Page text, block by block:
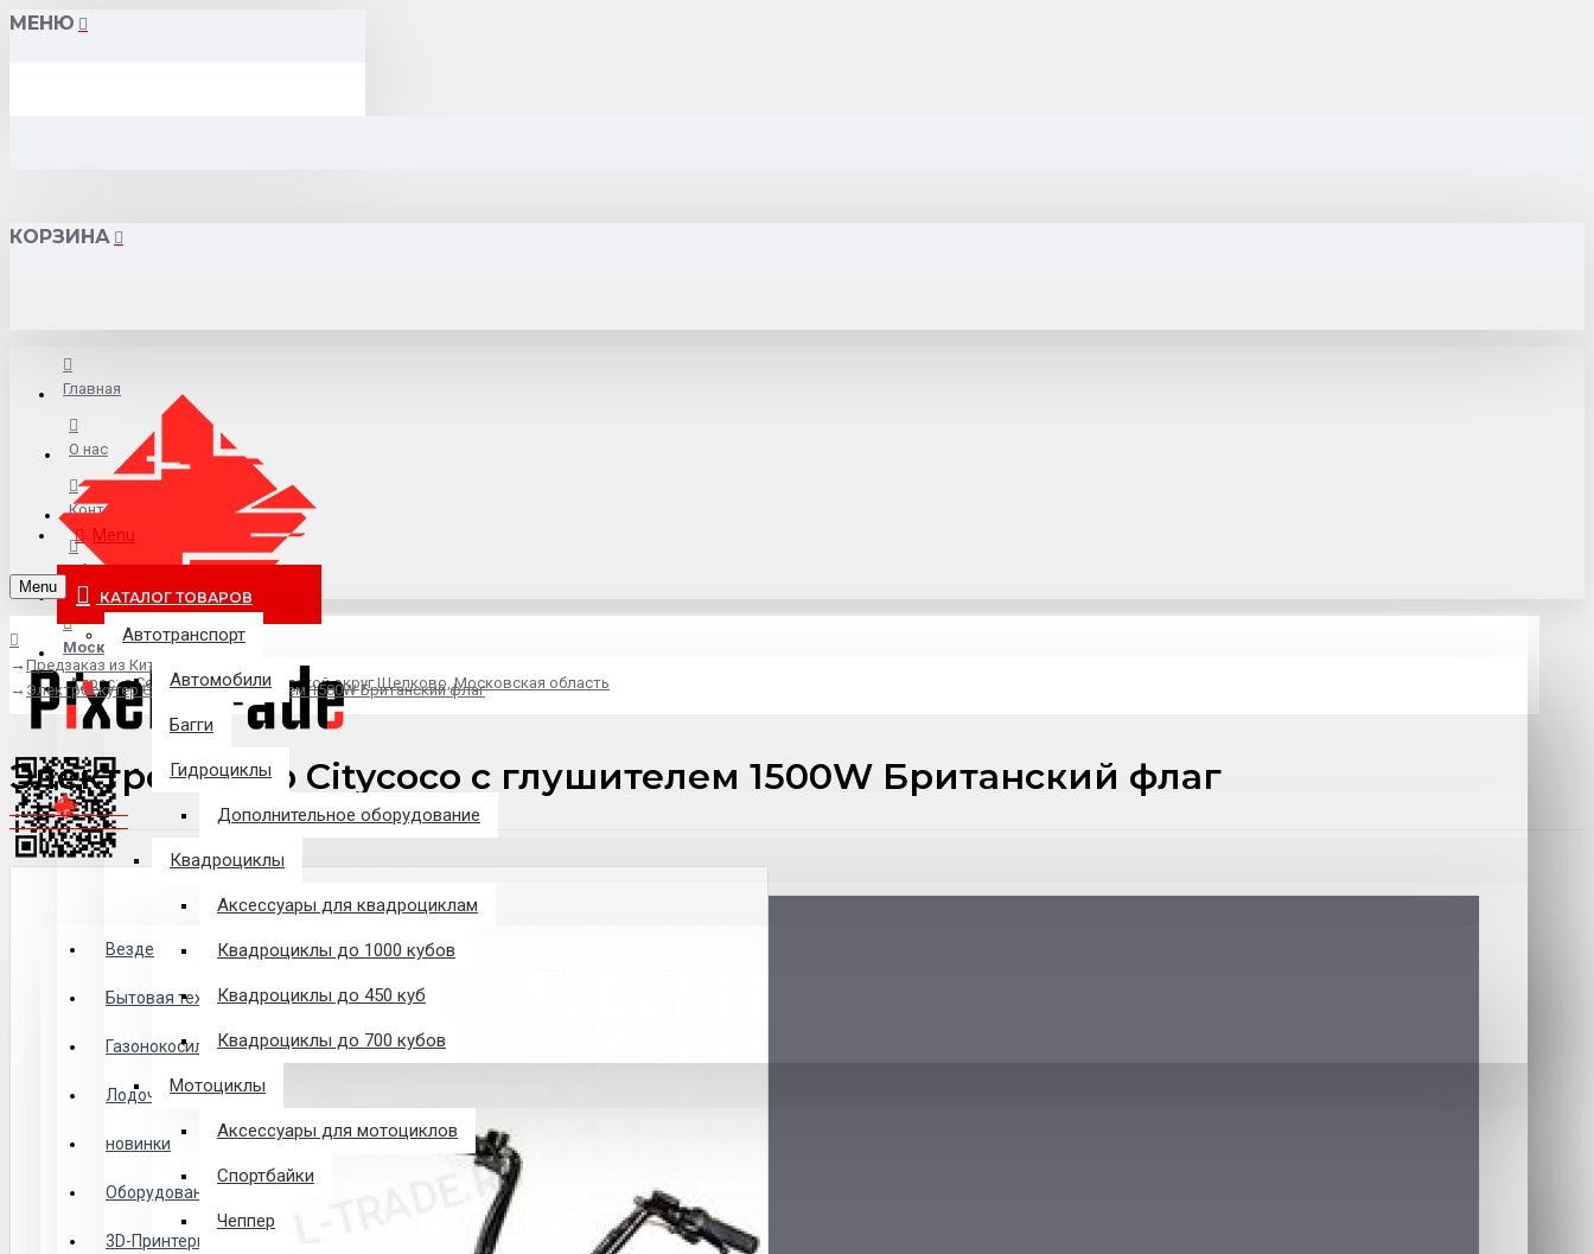
МЕНЮ
КОРЗИНА
Главная
О нас
Контакты
info@pixel-trade.ru
Москва
Адрес: д.Серково, вл1А, городской округ Щелково, Московская область
Везде
Бытовая техника
Газонокосилки
Лодочные Моторы
новинки
Оборудование
3D-Принтеры
Филиалы
Закладки
Menu
КАТАЛОГ ТОВАРОВ
Автотранспорт
Автомобили
Багги
Гидроциклы
Дополнительное оборудование
Квадроциклы
Аксессуары для квадроциклам
Квадроциклы до 1000 кубов
Квадроциклы до 450 куб
Квадроциклы до 700 кубов
Мотоциклы
Аксессуары для мотоциклов
Спортбайки
Чеппер
Menu
Предзаказ из Китая
Электроскутер Citycoco с глушителем 1500W Британский флаг
Электроскутер Citycoco с глушителем 1500W Британский флаг